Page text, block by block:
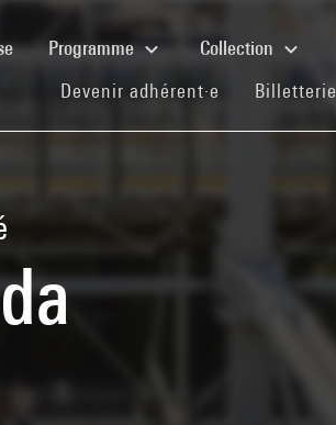
(current)Programme Collection
Devenir adhérent·e (current)
Billetterie